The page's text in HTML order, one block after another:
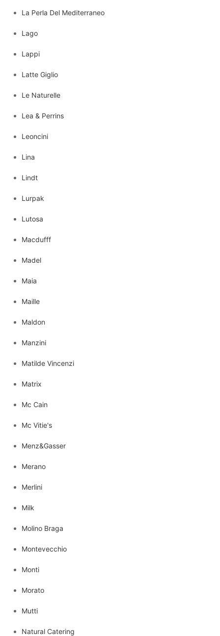
La Perla Del Mediterraneo
Lago
Lappi
Latte Giglio
Le Naturelle
Lea & Perrins
Leoncini
Lina
Lindt
Lurpak
Lutosa
Macdufff
Madel
Maia
Maille
Maldon
Manzini
Matilde Vincenzi
Matrix
Mc Cain
Mc Vitie's
Menz&Gasser
Merano
Merlini
Milk
Molino Braga
Montevecchio
Monti
Morato
Mutti
Natural Catering